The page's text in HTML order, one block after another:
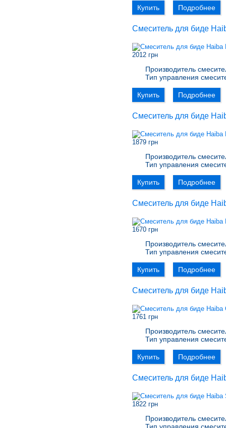
Купить Подробнее
Смеситель для биде
2012 грн
Производитель
Тип управления
Купить Подробнее
Смеситель для биде
1879 грн
Производитель
Тип управления
Купить Подробнее
Смеситель для биде
1670 грн
Производитель
Тип управления
Купить Подробнее
Смеситель для биде
1761 грн
Производитель
Тип управления
Купить Подробнее
Смеситель для биде
1822 грн
Производитель